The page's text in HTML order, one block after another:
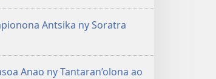
Antsika ny Soratra
Anao ny Tantaran’olona ao